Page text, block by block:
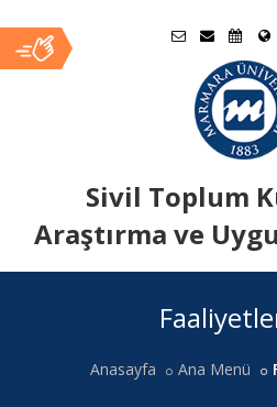
Sivil Toplum
Araştırma ve
Anasayfa Ana Menü